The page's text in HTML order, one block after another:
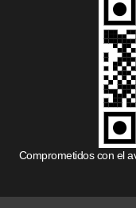
Comprometidos con el